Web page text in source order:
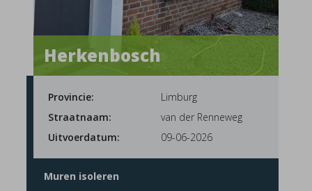
Herkenbosch
Provincie:
Limburg
Straatnaam:
van der Renneweg
Uitvoerdatum:
09-06-2026
Muren isoleren